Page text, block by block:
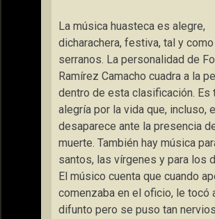
La música huasteca es alegre,
dicharachera, festiva, tal y
serranos. La personalidad de
Ramírez Camacho cuadra a la
dentro de esta clasificación. Es
alegría por la vida que, incluso,
desaparece ante la presencia
muerte. También hay música
santos, las vírgenes y para los
El músico cuenta que cuando
comenzaba en el oficio, le tocó
difunto pero se puso tan